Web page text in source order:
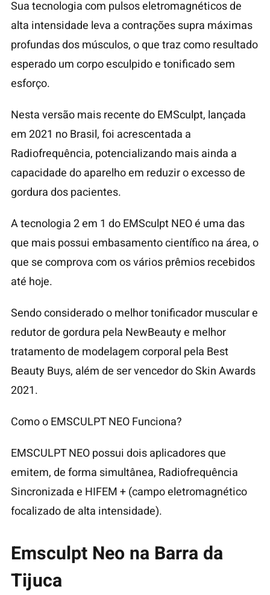
Sua tecnologia com pulsos eletromagnéticos de
alta intensidade leva a contrações supra máximas
profundas dos músculos, o que traz como resultado
esperado um corpo esculpido e tonificado sem
esforço.
Nesta versão mais recente do EMSculpt, lançada
em 2021 no Brasil, foi acrescentada a
Radiofrequência, potencializando mais ainda a
capacidade do aparelho em reduzir o excesso de
gordura dos pacientes.
A tecnologia 2 em 1 do EMSculpt NEO é uma das
que mais possui embasamento científico na área, o
que se comprova com os vários prêmios recebidos
até hoje.
Sendo considerado o melhor tonificador muscular e
redutor de gordura pela NewBeauty e melhor
tratamento de modelagem corporal pela Best
Beauty Buys, além de ser vencedor do Skin Awards
2021.
Como o EMSCULPT NEO Funciona?
EMSCULPT NEO possui dois aplicadores que
emitem, de forma simultânea, Radiofrequência
Sincronizada e HIFEM + (campo eletromagnético
focalizado de alta intensidade).
Emsculpt Neo na Barra da
Tijuca